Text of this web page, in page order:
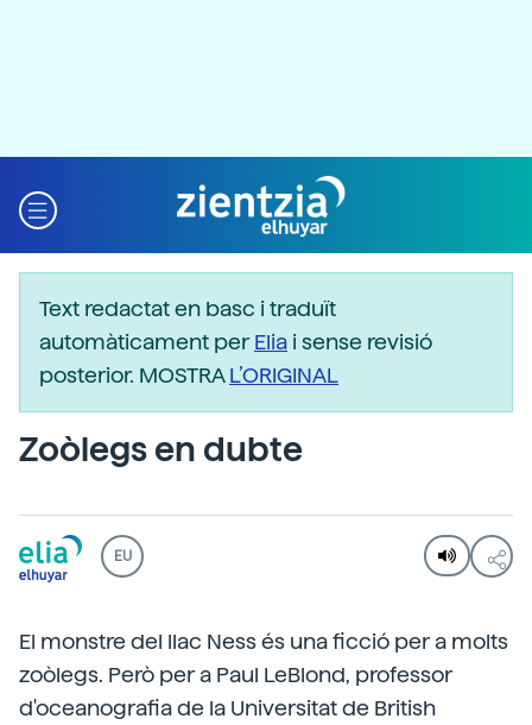
Text redactat en basc i traduït
automàticament perElia i sense revisió
posterior. MOSTRAL’ORIGINAL
Zoòlegs en dubte
EU
El monstre del llac Ness és una ficció per a molts
zoòlegs. Però per a Paul LeBlond, professor
d'oceanografia de la Universitat de British